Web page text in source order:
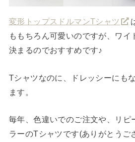
変形トップスドルマンTシャツ
ももちろん可愛いのですが、ワイ
決まるのでおすすめです♪
Tシャツなのに、ドレッシーにも
ます。
毎年、色違いでのご注文や、リピ
ラーのTシャツです(ありがとうご